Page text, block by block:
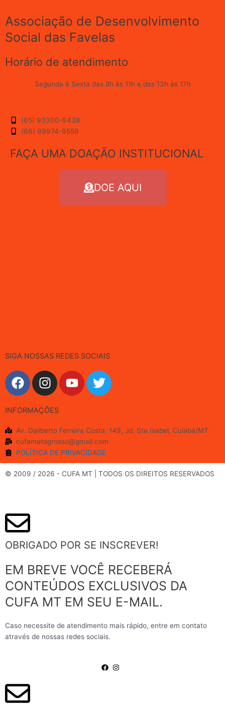
Associação de Desenvolvimento
Social das Favelas
Horário de atendimento
Segunda à Sexta das 8h às 11h e das 13h às 17h
(65) 93300-9438
(66) 99974-9559
FAÇA UMA DOAÇÃO INSTITUCIONAL
DOE AQUI
SIGA NOSSAS REDES SOCIAIS
F
a
e
b
o
o
k
I
n
t
a
g
r
a
m
Y
o
u
b
e
T
w
t
e
r
INFORMAÇÕES
Av. Daliberto Ferreira Costa, 149, Jd. Sta Isabel, Cuiabá/MT
cufamatogrosso@gmail.com
POLÍTICA DE PRIVACIDADE
© 2009 / 2026 - CUFA MT | TODOS OS DIREITOS RESERVADOS
OBRIGADO POR SE INSCREVER!
EM BREVE VOCÊ RECEBERÁ
CONTEÚDOS EXCLUSIVOS DA
CUFA MT EM SEU E-MAIL.
Caso necessite de atendimento mais rápido, entre em contato
através de nossas redes sociais.